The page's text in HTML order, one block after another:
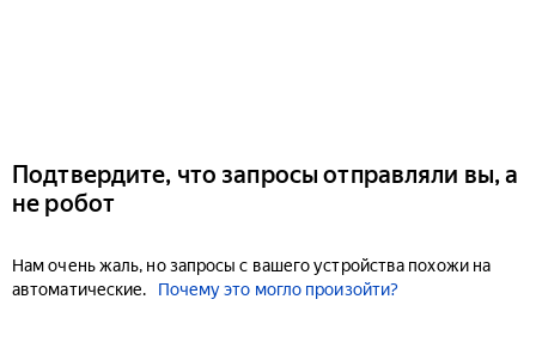
Подтвердите, что запросы отправляли вы, а
не робот
Нам очень жаль, но запросы с вашего устройства похожи на
автоматические.
Почему это могло произойти?